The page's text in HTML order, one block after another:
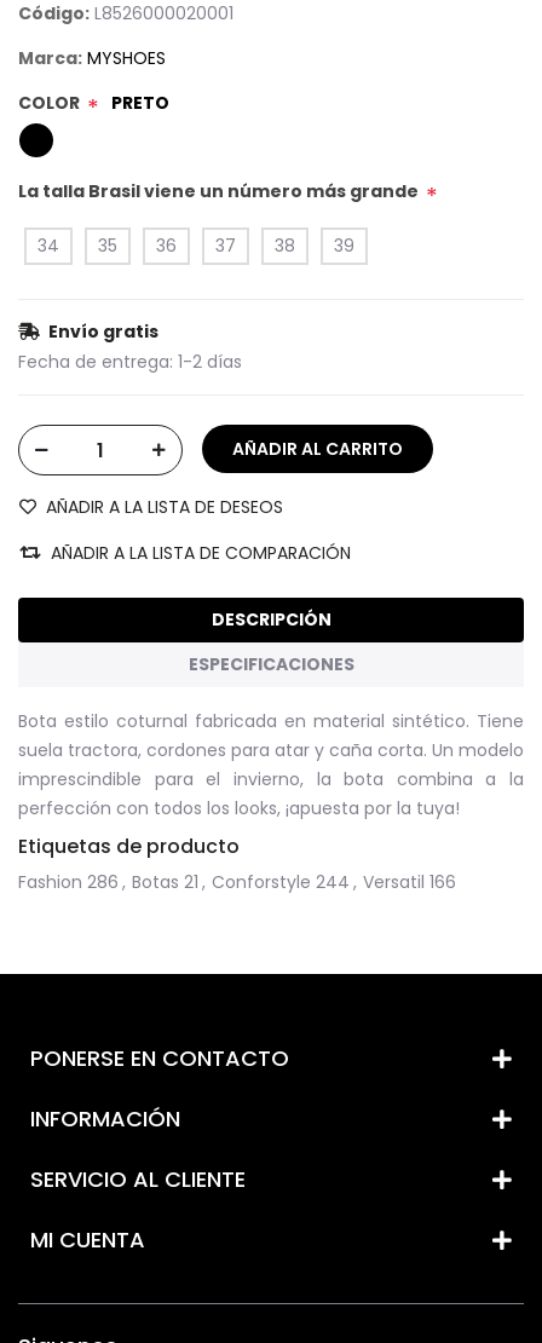
Código: L8526000020001
Marca: MYSHOES
COLOR * PRETO
La talla Brasil viene un número más grande *
34 35 36 37 38 39
Envío gratis
Fecha de entrega: 1-2 días
AÑADIR A LA LISTA DE DESEOS
AÑADIR A LA LISTA DE COMPARACIÓN
DESCRIPCIÓN
ESPECIFICACIONES
Bota estilo coturnal fabricada en material sintético. Tiene
suela tractora, cordones para atar y caña corta. Un modelo
imprescindible para el invierno, la bota combina a la
perfección con todos los looks, ¡apuesta por la tuya!
Etiquetas de producto
Fashion 286 , Botas 21 , Conforstyle 244 , Versatil 166
PONERSE EN CONTACTO
INFORMACIÓN
SERVICIO AL CLIENTE
MI CUENTA